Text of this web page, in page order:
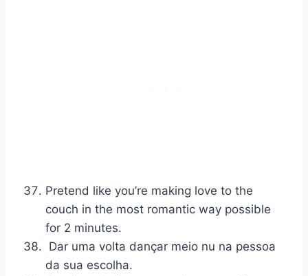
Pretend like you’re making love to the
couch in the most romantic way possible
for 2 minutes.
Dar uma volta dançar meio nu na pessoa
da sua escolha.